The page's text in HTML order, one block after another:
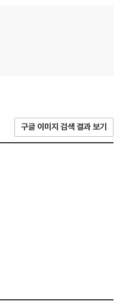
구글 이미지 검색 결과 보기